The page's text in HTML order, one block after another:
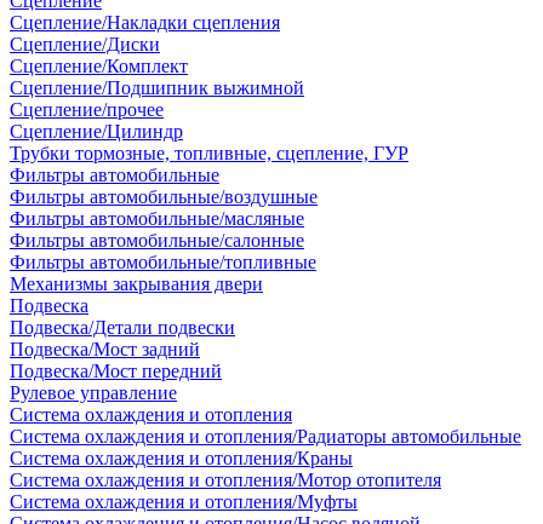
Сцепление/Накладки сцепления
Сцепление/Диски
Сцепление/Комплект
Сцепление/Подшипник выжимной
Сцепление/прочее
Сцепление/Цилиндр
Трубки тормозные, топливные, сцепление, ГУР
Фильтры автомобильные
Фильтры автомобильные/воздушные
Фильтры автомобильные/масляные
Фильтры автомобильные/салонные
Фильтры автомобильные/топливные
Механизмы закрывания двери
Подвеска
Подвеска/Детали подвески
Подвеска/Мост задний
Подвеска/Мост передний
Рулевое управление
Система охлаждения и отопления
Система охлаждения и отопления/Радиаторы автомобильные
Система охлаждения и отопления/Краны
Система охлаждения и отопления/Мотор отопителя
Система охлаждения и отопления/Муфты